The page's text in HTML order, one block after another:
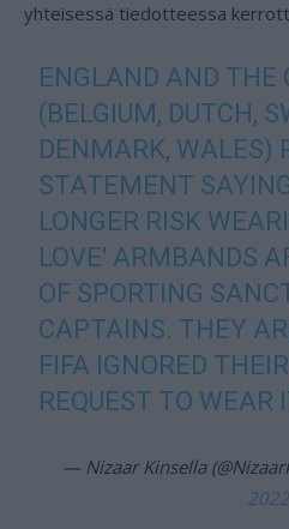
yhteisessä tiedotteessa
ENGLAND AND THE
(BELGIUM, DUTCH,
DENMARK, WALES)
STATEMENT
LONGER RISK
LOVE' ARMBANDS
OF SPORTING
CAPTAINS. THEY
FIFA IGNORED
REQUEST TO WEAR
— Nizaar Kinsella
2022